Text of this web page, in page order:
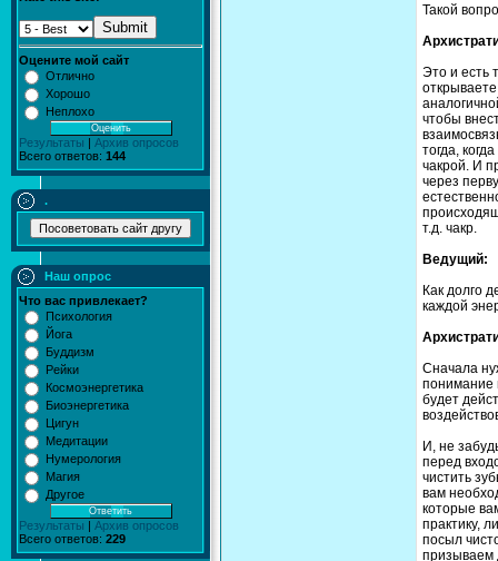
Submit
Оцените мой сайт
Отлично
Хорошо
Неплохо
Результаты
Архив опросов
Всего ответов: 144
.
Наш опрос
Что вас привлекает?
Психология
Йога
Буддизм
Рейки
Космоэнергетика
Биоэнергетика
Цигун
Медитации
Нумерология
Магия
Другое
Результаты | Архив опросов
Всего ответов: 229
Такой
Это и есть
чтобы
тогда,
чакрой. И
через
т.д. чакр.
Ведущий:
Как долго
каждой
Сначала
понимание
будет
И, не
перед
чистить
вам
которые
практику,
посыл
призываем